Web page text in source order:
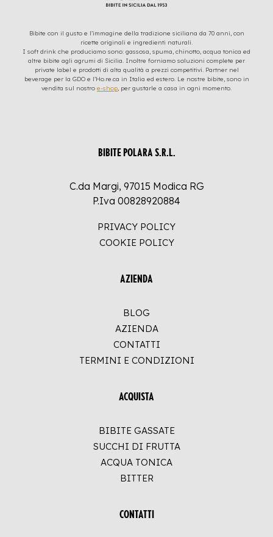
Bibite con il gusto e l’immagine della tradizione siciliana da 70 anni, con
ricette originali e ingredienti naturali.
I soft drink che produciamo sono: gassosa, spuma, chinotto, acqua tonica ed
altre bibite agli agrumi di Sicilia. Inoltre forniamo soluzioni complete per
private label e prodotti di alta qualità a prezzi competitivi. Partner nel
beverage per la GDO e l’Ho.re.ca in Italia ed estero. Le nostre bibite, sono in
vendita sul nostro e-shop, per gustarle a casa in ogni momento.
BIBITE POLARA S.R.L.
C.da Margi, 97015 Modica RG
P.Iva 00828920884
PRIVACY POLICY
COOKIE POLICY
AZIENDA
BLOG
AZIENDA
CONTATTI
TERMINI E CONDIZIONI
ACQUISTA
BIBITE GASSATE
SUCCHI DI FRUTTA
ACQUA TONICA
BITTER
CONTATTI